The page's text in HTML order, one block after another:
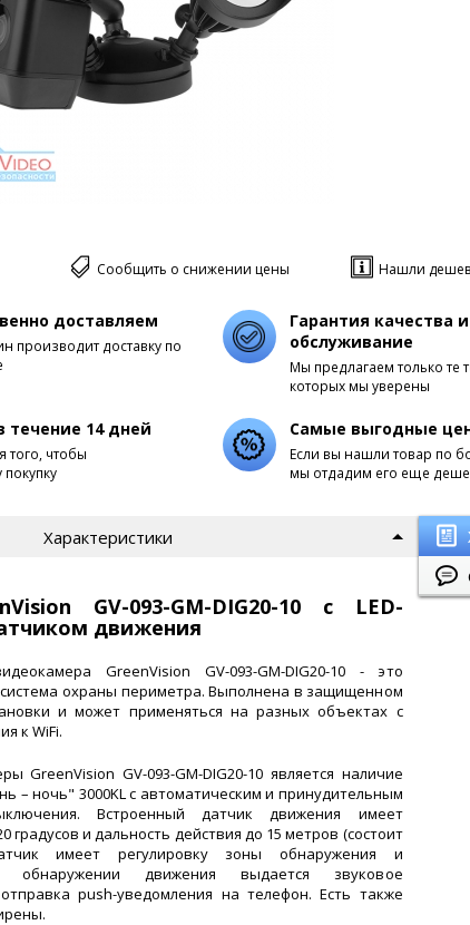
Сообщить о снижении цены Нашли
доставляем
производит доставку по
Гарантия качества
обслуживание
Мы предлагаем только те
которых мы уверены
течение 14 дней
того, чтобы
Самые выгодные
Если вы нашли товар по
мы отдадим его еще
Характеристики
GV-093-GM-DIG20-10 с LED-
движения
GreenVision GV-093-GM-DIG20-10 - это
охраны периметра. Выполнена в защищенном
и может применяться на разных объектах с
к WiFi.
GreenVision GV-093-GM-DIG20-10 является наличие
– ночь" 3000KL с автоматическим и принудительным
Встроенный датчик движения имеет
градусов и дальность действия до 15 метров (состоит
имеет регулировку зоны обнаружения и
обнаружении движения выдается звуковое
push-уведомления на телефон. Есть также